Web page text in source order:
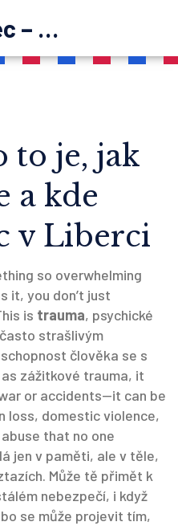
Inspirace Liberec – psychoterapie
to je, jak
a kde
v Liberci
so overwhelming
it, you don’t just
is trauma, psychické
strašlivým
člověka se s
zážitkové trauma, it
or accidents—it can be
loss, domestic violence,
that no one
jen v paměti, ale v těle,
Může tě přimět k
nebezpečí, i když
se může projevit tím,